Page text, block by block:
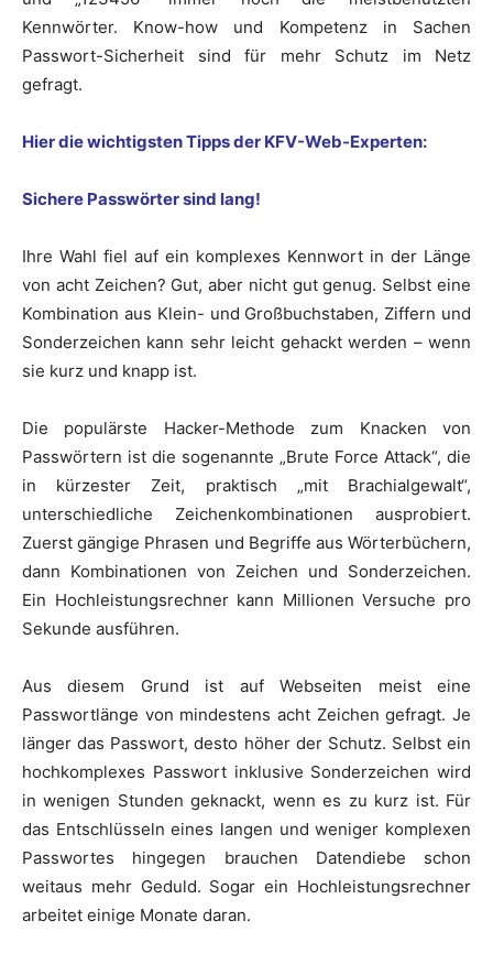
Kennwörter. Know-how und Kompetenz in Sachen
Passwort-Sicherheit sind für mehr Schutz im Netz
gefragt.
Hier die wichtigsten Tipps der KFV-Web-Experten:
Sichere Passwörter sind lang!
Ihre Wahl fiel auf ein komplexes Kennwort in der Länge
von acht Zeichen? Gut, aber nicht gut genug. Selbst eine
Kombination aus Klein- und Großbuchstaben, Ziffern und
Sonderzeichen kann sehr leicht gehackt werden – wenn
sie kurz und knapp ist.
Die populärste Hacker-Methode zum Knacken von
Passwörtern ist die sogenannte „Brute Force Attack“, die
in kürzester Zeit, praktisch „mit Brachialgewalt“,
unterschiedliche Zeichenkombinationen ausprobiert.
Zuerst gängige Phrasen und Begriffe aus Wörterbüchern,
dann Kombinationen von Zeichen und Sonderzeichen.
Ein Hochleistungsrechner kann Millionen Versuche pro
Sekunde ausführen.
Aus diesem Grund ist auf Webseiten meist eine
Passwortlänge von mindestens acht Zeichen gefragt. Je
länger das Passwort, desto höher der Schutz. Selbst ein
hochkomplexes Passwort inklusive Sonderzeichen wird
in wenigen Stunden geknackt, wenn es zu kurz ist. Für
das Entschlüsseln eines langen und weniger komplexen
Passwortes hingegen brauchen Datendiebe schon
weitaus mehr Geduld. Sogar ein Hochleistungsrechner
arbeitet einige Monate daran.